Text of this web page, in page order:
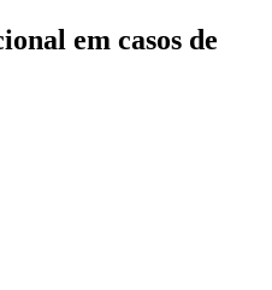
em casos de